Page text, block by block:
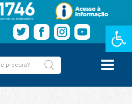
Barra de